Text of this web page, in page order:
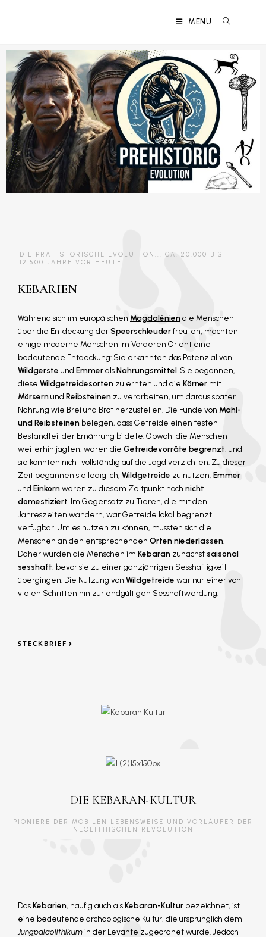
MENÜ
DIE PRÄHISTORISCHE EVOLUTION... CA. 20.000 BIS
12.500 JAHRE VOR HEUTE
KEBARIEN
Während sich im europäischen Magdalénien die Menschen
über die Entdeckung derSpeerschleuderfreuten, machten
einige moderne Menschen im Vorderen Orient eine
bedeutende Entdeckung: Sie erkannten das Potenzial von
Wildgerste und EmmeralsNahrungsmittel . Sie begannen,
diese Wildgetreidesorten zu ernten und die Körner mit
Mörsernund Reibsteinen zu verarbeiten, um daraus später
Nahrung wie Brei und Brot herzustellen. Die Funde von Mahl-
und Reibsteinen belegen, dass Getreide einen festen
Bestandteil der Ernährung bildete. Obwohl die Menschen
weiterhin jagten, waren die Getreidevorräte begrenzt, und
sie konnten nicht vollständig auf die Jagd verzichten. Zu dieser
Zeit begannen sie lediglich, Wildgetreide zu nutzen; Emmer
und Einkornwaren zu diesem Zeitpunkt noch nicht
domestiziert . Im Gegensatz zu Tieren, die mit den
Jahreszeiten wandern, war Getreide lokal begrenzt
verfügbar. Um es nutzen zu können, mussten sich die
Menschen an den entsprechenden Orten niederlassen
Daher wurden die Menschen im Kebaran zunächst saisonal
sesshaft, bevor sie zu einer ganzjährigen Sesshaftigkeit
übergingen. Die Nutzung von Wildgetreide war nur einer von
vielen Schritten hin zur endgültigen Sesshaftwerdung.
STECKBRIEF
DIE KEBARAN-KULTUR
PIONIERE DER MOBILEN LEBENSWEISE UND VORLÄUFER DER
NEOLITHISCHEN REVOLUTION
DasKebarien, häufig auch alsKebaran-Kultur bezeichnet, ist
eine bedeutende archäologische Kultur, die ursprünglich dem
Jungpaläolithikumin der Levante zugeordnet wurde. Jedoch